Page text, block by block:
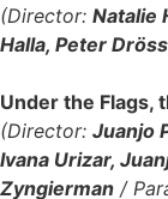
(Director: Natalie
Halla, Peter
Under the Flags,
(Director: Juanjo
Ivana Urizar,
Zyngierman /